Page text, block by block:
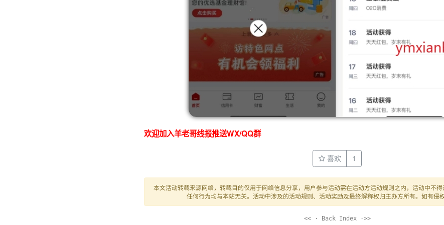
欢迎加入羊老哥线报推送WX/QQ群
喜欢 1
本文活动转载来源网络，转载目的仅用于网络信息分享，用户参与活动需在活动方活动规则之内，活动中不得
任何行为均与本站无关。活动中涉及的活动规则、活动奖励及最终解释权归主办方所有。如有侵
<< · Back Index ·>>